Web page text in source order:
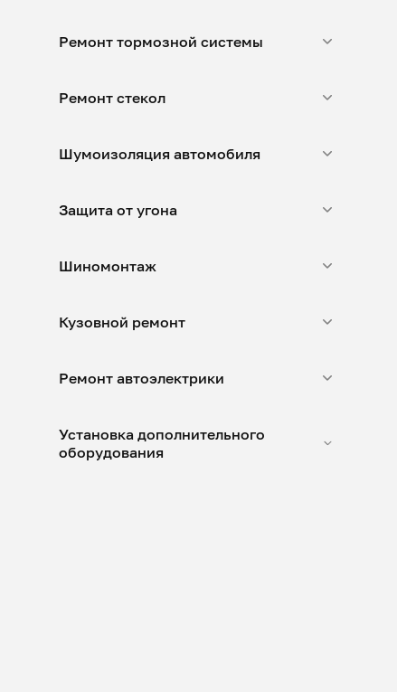
Ремонт тормозной системы
Ремонт стекол
Шумоизоляция автомобиля
Защита от угона
Шиномонтаж
Кузовной ремонт
Ремонт автоэлектрики
Установка дополнительного
оборудования